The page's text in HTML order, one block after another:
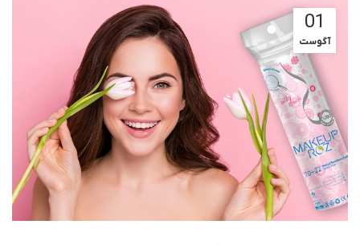
01
آگوست